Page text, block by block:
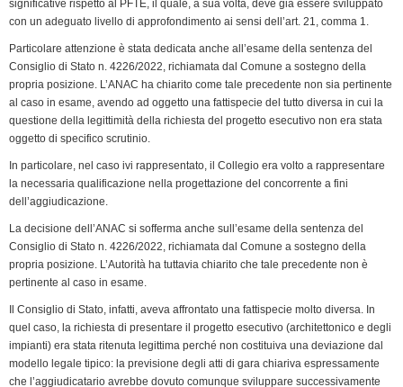
significative rispetto al PFTE, il quale, a sua volta, deve già essere sviluppato
con un adeguato livello di approfondimento ai sensi dell’art. 21, comma 1.
Particolare attenzione è stata dedicata anche all’esame della sentenza del
Consiglio di Stato n. 4226/2022, richiamata dal Comune a sostegno della
propria posizione. L’ANAC ha chiarito come tale precedente non sia pertinente
al caso in esame, avendo ad oggetto una fattispecie del tutto diversa in cui la
questione della legittimità della richiesta del progetto esecutivo non era stata
oggetto di specifico scrutinio.
In particolare, nel caso ivi rappresentato, il Collegio era volto a rappresentare
la necessaria qualificazione nella progettazione del concorrente a fini
dell’aggiudicazione.
La decisione dell’ANAC si sofferma anche sull’esame della sentenza del
Consiglio di Stato n. 4226/2022, richiamata dal Comune a sostegno della
propria posizione. L’Autorità ha tuttavia chiarito che tale precedente non è
pertinente al caso in esame.
Il Consiglio di Stato, infatti, aveva affrontato una fattispecie molto diversa. In
quel caso, la richiesta di presentare il progetto esecutivo (architettonico e degli
impianti) era stata ritenuta legittima perché non costituiva una deviazione dal
modello legale tipico: la previsione degli atti di gara chiariva espressamente
che l’aggiudicatario avrebbe dovuto comunque sviluppare successivamente